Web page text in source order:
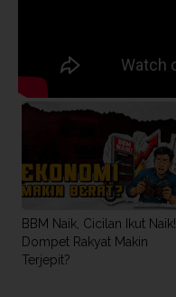
BBM Naik, Cicilan Ikut Naik!
Dompet Rakyat Makin
Terjepit?